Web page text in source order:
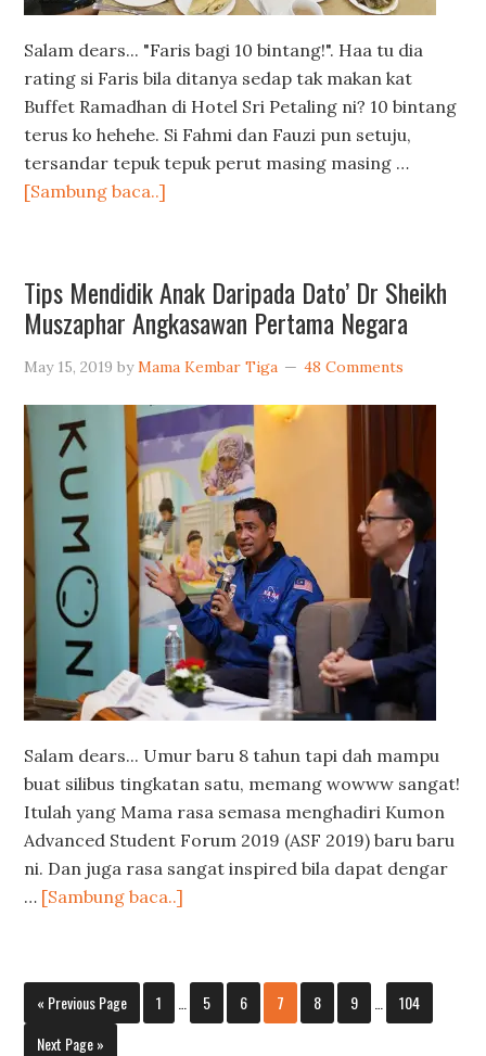
Salam dears... "Faris bagi 10 bintang!". Haa tu dia
rating si Faris bila ditanya sedap tak makan kat
Buffet Ramadhan di Hotel Sri Petaling ni? 10 bintang
terus ko hehehe. Si Fahmi dan Fauzi pun setuju,
tersandar tepuk tepuk perut masing masing …
[Sambung baca..]
Tips Mendidik Anak Daripada Dato’ Dr Sheikh
Muszaphar Angkasawan Pertama Negara
May 15, 2019 byMama Kembar Tiga 48 Comments
Salam dears... Umur baru 8 tahun tapi dah mampu
buat silibus tingkatan satu, memang wowww sangat!
Itulah yang Mama rasa semasa menghadiri Kumon
Advanced Student Forum 2019 (ASF 2019) baru baru
ni. Dan juga rasa sangat inspired bila dapat dengar
… [Sambung baca..]
« Previous Page 1 5 6 7 8 9
104
Next Page »